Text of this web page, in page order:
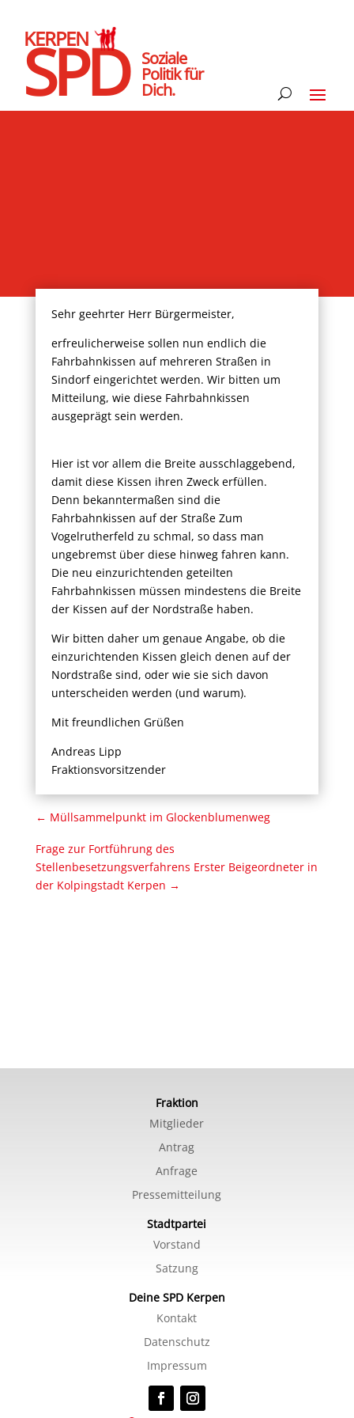
SPD
KERPEN
Soziale
Politik für
Dich.
Sehr geehrter Herr Bürgermeister,
erfreulicherweise sollen nun endlich die
Fahrbahnkissen auf mehreren Straßen in
Sindorf eingerichtet werden. Wir bitten um
Mitteilung, wie diese Fahrbahnkissen
ausgeprägt sein werden.
Hier ist vor allem die Breite ausschlaggebend,
damit diese Kissen ihren Zweck erfüllen.
Denn bekanntermaßen sind die
Fahrbahnkissen auf der Straße Zum
Vogelrutherfeld zu schmal, so dass man
ungebremst über diese hinweg fahren kann.
Die neu einzurichtenden geteilten
Fahrbahnkissen müssen mindestens die Breite
der Kissen auf der Nordstraße haben.
Wir bitten daher um genaue Angabe, ob die
einzurichtenden Kissen gleich denen auf der
Nordstraße sind, oder wie sie sich davon
unterscheiden werden (und warum).
Mit freundlichen Grüßen
Andreas Lipp
Fraktionsvorsitzender
← Müllsammelpunkt im Glockenblumenweg
Frage zur Fortführung des
Stellenbesetzungsverfahrens Erster Beigeordneter in
der Kolpingstadt Kerpen →
Fraktion
Mitglieder
Antrag
Anfrage
Pressemitteilung
Stadtpartei
Vorstand
Satzung
Deine SPD Kerpen
Kontakt
Datenschutz
Impressum